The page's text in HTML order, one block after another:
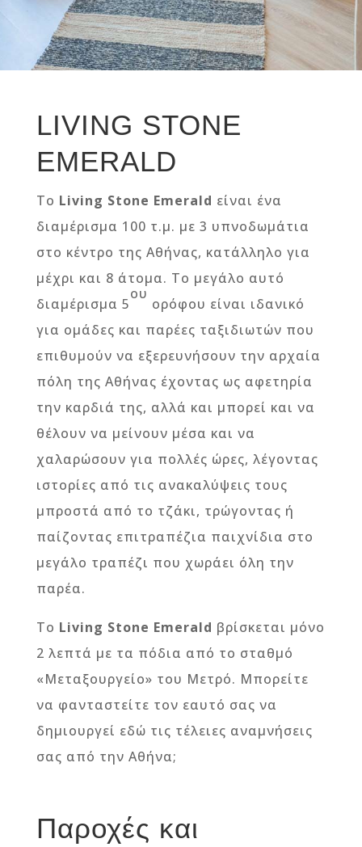
LIVING STONE
EMERALD
Το Living Stone Emerald είναι ένα
διαμέρισμα 100 τ.μ. με 3 υπνοδωμάτια
στο κέντρο της Αθήνας, κατάλληλο για
μέχρι και 8 άτομα. Το μεγάλο αυτό
διαμέρισμα 5
ου
ορόφου είναι ιδανικό
για ομάδες και παρέες ταξιδιωτών που
επιθυμούν να εξερευνήσουν την αρχαία
πόλη της Αθήνας έχοντας ως αφετηρία
την καρδιά της, αλλά και μπορεί και να
θέλουν να μείνουν μέσα και να
χαλαρώσουν για πολλές ώρες, λέγοντας
ιστορίες από τις ανακαλύψεις τους
μπροστά από το τζάκι, τρώγοντας ή
παίζοντας επιτραπέζια παιχνίδια στο
μεγάλο τραπέζι που χωράει όλη την
παρέα.
Το Living Stone Emerald βρίσκεται μόνο
2 λεπτά με τα πόδια από το σταθμό
«Μεταξουργείο» του Μετρό. Μπορείτε
να φανταστείτε τον εαυτό σας να
δημιουργεί εδώ τις τέλειες αναμνήσεις
σας από την Αθήνα;
Παροχές και